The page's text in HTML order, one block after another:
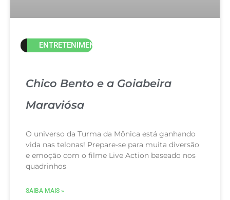
ENTRETENIMENTO
Chico Bento e a Goiabeira
Maraviósa
O universo da Turma da Mônica está ganhando
vida nas telonas! Prepare-se para muita diversão
e emoção com o filme Live Action baseado nos
quadrinhos
SAIBA MAIS »